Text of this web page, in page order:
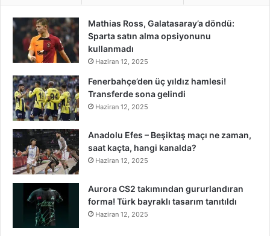
Mathias Ross, Galatasaray’a döndü:
Sparta satın alma opsiyonunu
kullanmadı
Haziran 12, 2025
Fenerbahçe’den üç yıldız hamlesi!
Transferde sona gelindi
Haziran 12, 2025
Anadolu Efes – Beşiktaş maçı ne zaman,
saat kaçta, hangi kanalda?
Haziran 12, 2025
Aurora CS2 takımından gururlandıran
forma! Türk bayraklı tasarım tanıtıldı
Haziran 12, 2025